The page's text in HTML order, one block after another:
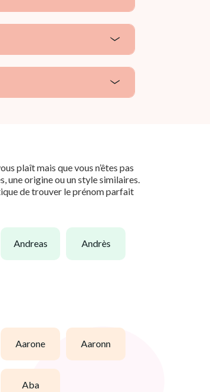
plaît mais que vous n’êtes pas
une origine ou un style similaires.
de trouver le prénom parfait
andreas andrès
aarone aaronn
aba